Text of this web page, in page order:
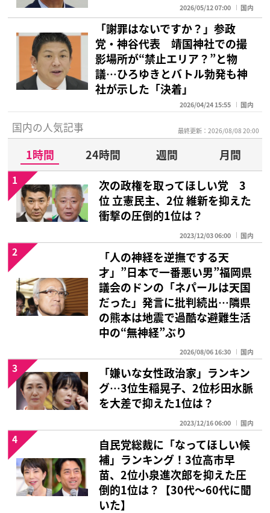
2026/05/12 07:00 国内
「謝罪はないですか？」参政
党・神谷代表 靖国神社での撮
影場所が“禁止エリア？”と物
議…ひろゆきとバトル勃発も神
社が示した「決着」
2026/04/24 15:55 国内
国内の人気記事 最終更新：2026/08/08 20:00
1時間 24時間 週間
月間
次の政権を取ってほしい党 3
位 立憲民主、2位 維新を抑えた
衝撃の圧倒的1位は？
2023/12/03 06:00 国内
1
「人の神経を逆撫でする天
才」”日本で一番悪い男”福岡県
議会のドンの「ネパールは天国
だった」発言に批判続出…隣県
の熊本は地震で過酷な避難生活
中の“無神経”ぶり
2026/08/06 16:30 国内
2
「嫌いな女性政治家」ランキン
グ…3位生稲晃子、2位杉田水脈
を大差で抑えた1位は？
2023/12/16 06:00 国内
3
自民党総裁に「なってほしい候
補」ランキング！3位高市早
苗、2位小泉進次郎を抑えた圧
倒的1位は？【30代〜60代に聞
いた】
4